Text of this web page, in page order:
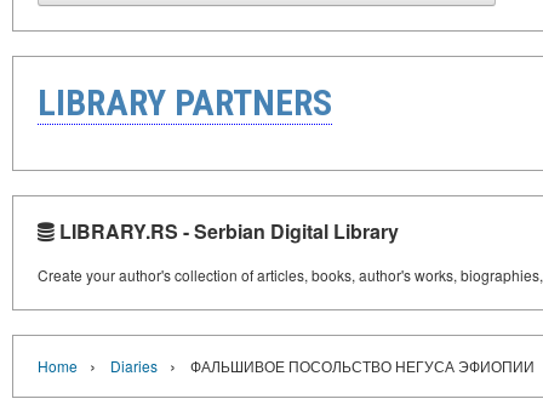
LIBRARY PARTNERS
LIBRARY.RS - Serbian Digital Library
Create your author's collection of articles, books, author's works,
Home › Diaries › ФАЛЬШИВОЕ ПОСОЛЬСТВО НЕГУСА ЭФИОПИИ